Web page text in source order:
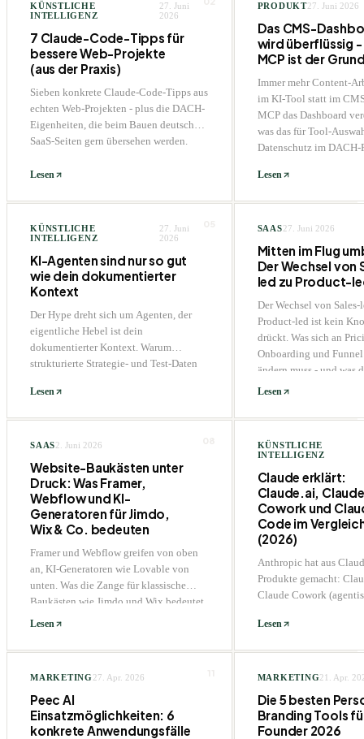
KÜNSTLICHE
INTELLIGENZ
27. Juni
2026
7 Claude-Code-Tipps für
bessere Web-Projekte
(aus der Praxis)
Sieben konkrete Claude-Code-Tipps aus
echten Web-Projekten - plus die DACH-
Eigenheiten, die beim Bauen deutscher
SaaS-Seiten gern übersehen werden.
Lesen
PRODUKT27. Juni 2026
Das CMS-
wird überflüssig -
MCP ist der
Immer mehr Content-
im KI-Tool statt im
MCP das Dashboard
was das für Tool-
Datenschutz im DACH-
Lesen
KÜNSTLICHE
INTELLIGENZ
27. Juni
2026
KI-Agenten sind nur so gut
wie dein dokumentierter
Kontext
Der Hype dreht sich um Agenten, der
eigentliche Hebel ist dein
dokumentierter Kontext. Warum
strukturierte Strategie- und Test-Daten
Datenschutz-Hinweis.
Lesen
SAAS27. Juni 2026
Mitten im Flug
Der Wechsel von
led zu Product-
Der Wechsel von Sales-
Product-led ist kein
drückt. Was sich an
Onboarding und
ändern muss - und was
Markt heißt.
Lesen
SAAS2. Juni 2026
Website-Baukästen unter
Druck: Was Framer,
Webflow und KI-
Generatoren für Jimdo,
Wix & Co. bedeuten
Framer und Webflow greifen von oben
an, KI-Generatoren wie Lovable von
unten. Was die Zange für klassische
Baukästen wie Jimdo und Wix bedeutet
Lesen
KÜNSTLICHE
INTELLIGENZ
Claude erklärt:
Claude.ai, Claude
Cowork und
Code im
(2026)
Anthropic hat aus
Produkte gemacht:
Claude Cowork
(Coding-Agent). Was ist
Lesen
MARKETING27. Apr. 2026
Peec AI
Einsatzmöglichkeiten: 6
konkrete Anwendungsfälle
MARKETING21. Apr.
Die 5 besten
Branding Tools
Founder 2026